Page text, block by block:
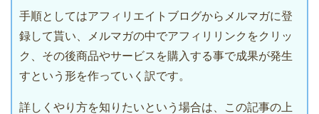
手順としてはアフィリエイトブログからメルマガに登
録して貰い、メルマガの中でアフィリリンクをクリッ
ク、その後商品やサービスを購入する事で成果が発生
すという形を作っていく訳です。
詳しくやり方を知りたいという場合は、この記事の上